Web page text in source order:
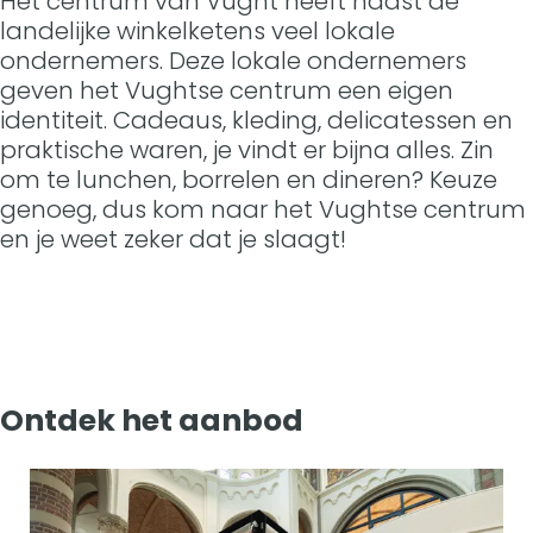
i
e
t
e
n
t
e
n
landelijke winkelketens veel lokale
ondernemers. Deze lokale ondernemers
geven het Vughtse centrum een eigen
identiteit. Cadeaus, kleding, delicatessen en
praktische waren, je vindt er bijna alles. Zin
om te lunchen, borrelen en dineren? Keuze
genoeg, dus kom naar het Vughtse centrum
en je weet zeker dat je slaagt!
Ontdek het aanbod
W
i